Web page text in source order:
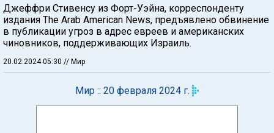
Джеффри Стивенсу из Форт-Уэйна, корреспонденту
издания The Arab American News, предъявлено обвинение
в публикации угроз в адрес евреев и американских
чиновников, поддерживающих Израиль.
20.02.2024 05:30 // Мир
Мир :: 20 февраля 2024 г.